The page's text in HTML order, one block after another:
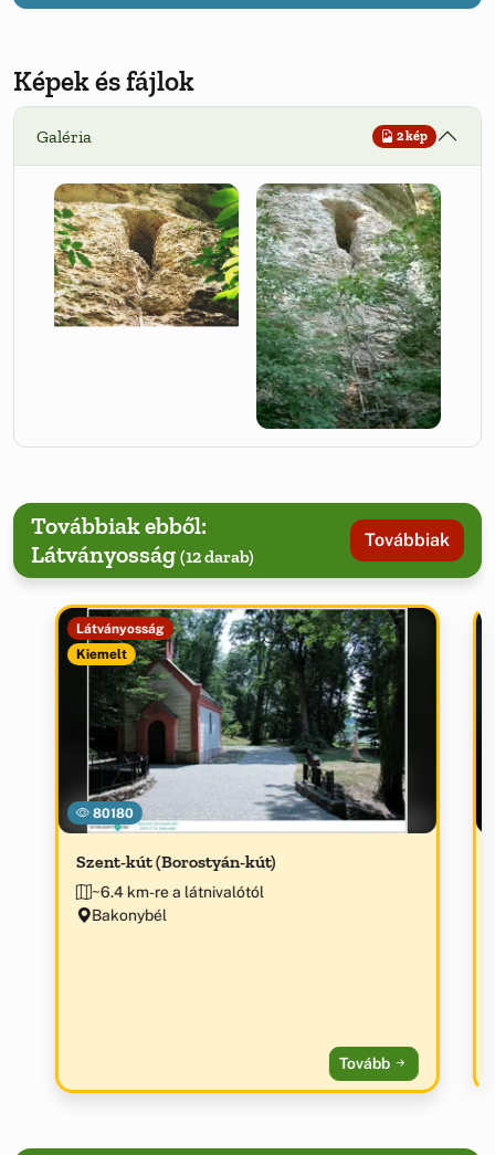
Képek és fájlok
Galéria 2 kép
Továbbiak ebből:
Látványosság (12 darab)
Továbbiak
80180
Látványosság
Kiemelt
Szent-kút (Borostyán-kút)
~6.4 km-re a látnivalótól
Bakonybél
Tovább